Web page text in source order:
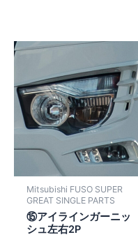
Mitsubishi FUSO SUPER
GREAT SINGLE PARTS
⑮アイラインガーニッ
シュ左右2P